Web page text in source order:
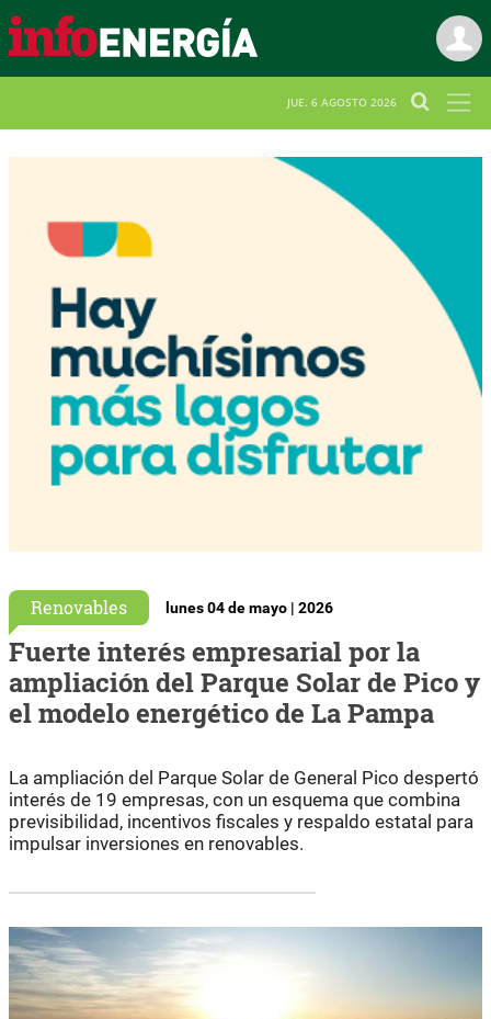
JUE. 6 AGOSTO 2026
Renovables lunes 04 de mayo | 2026
Fuerte interés empresarial por la
ampliación del Parque Solar de Pico y
el modelo energético de La Pampa
La ampliación del Parque Solar de General Pico despertó
interés de 19 empresas, con un esquema que combina
previsibilidad, incentivos fiscales y respaldo estatal para
impulsar inversiones en renovables.